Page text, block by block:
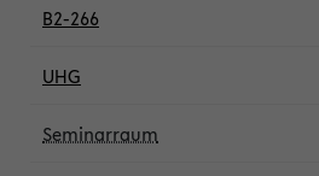
B2-266
UHG
Seminarraum